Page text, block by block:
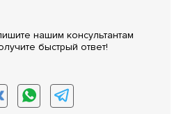
нашим консультантам
быстрый ответ!